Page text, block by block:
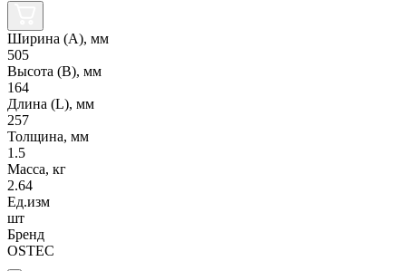
Ширина (А), мм
505
Высота (В), мм
164
Длина (L), мм
257
Толщина, мм
1.5
Масса, кг
2.64
Ед.изм
шт
Бренд
OSTEC